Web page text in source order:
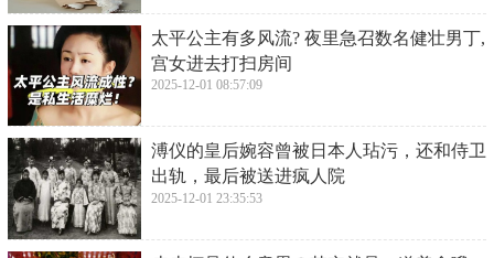
​太平公主有多风流? 夜里急召数名健壮男丁,
宫女进去打扫房间
2025-12-01 08:57:09
​溥仪的皇后婉容曾被日本人玷污，还和侍卫
出轨，最后被送进疯人院
2025-12-01 23:35:53